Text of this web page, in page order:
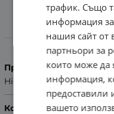
Производител
Hightone
Колекция
трафик. Също
информация
нашия сайт от
партньори за
които може да
информация,
предоставили
вашето